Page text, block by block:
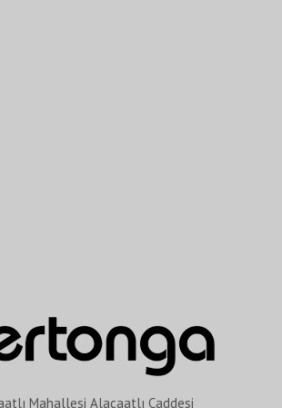
Mahallesi Alacaatlı Caddesi